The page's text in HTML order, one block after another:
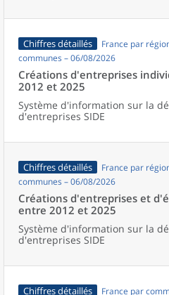
Chiffres détaillés
France par
communes – 06/08/2026
Créations d'entreprises
2012 et 2025
Système d'information sur la
d'entreprises SIDE
Chiffres détaillés
France par
communes – 06/08/2026
Créations d'entreprises et
entre 2012 et 2025
Système d'information sur la
d'entreprises SIDE
Chiffres détaillés France par